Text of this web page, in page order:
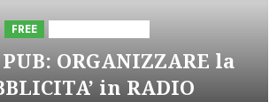
FREE
ORGANIZZARE la
in RADIO